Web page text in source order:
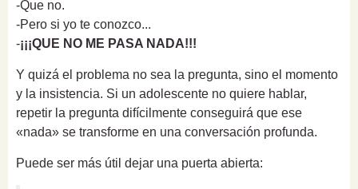
-Que no.
-Pero si yo te conozco...
-¡¡¡QUE NO ME PASA NADA!!!
Y quizá el problema no sea la pregunta, sino el momento
y la insistencia. Si un adolescente no quiere hablar,
repetir la pregunta difícilmente conseguirá que ese
«nada» se transforme en una conversación profunda.
Puede ser más útil dejar una puerta abierta: